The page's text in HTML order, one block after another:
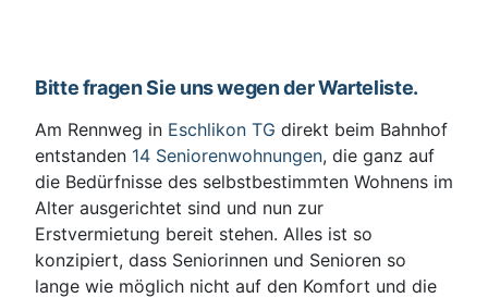
Bitte fragen Sie uns wegen der Warteliste.
Am Rennweg in Eschlikon TG direkt beim Bahnhof
entstanden 14 Seniorenwohnungen, die ganz auf
die Bedürfnisse des selbstbestimmten Wohnens im
Alter ausgerichtet sind und nun zur
Erstvermietung bereit stehen. Alles ist so
konzipiert, dass Seniorinnen und Senioren so
lange wie möglich nicht auf den Komfort und die